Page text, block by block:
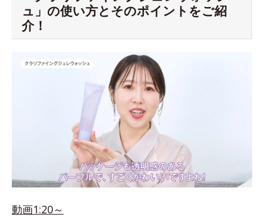
ュ」の使い方とそのポイントをご紹
介！
動画1:20～